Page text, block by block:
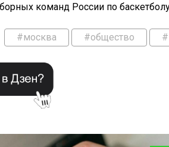
команд России по
#москва #общество